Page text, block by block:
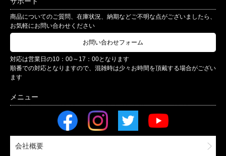
商品についてのご質問、在庫状況、納期などご不明な点がございましたら、
お気軽にお問い合わせください
お問い合わせフォーム
対応は営業日の10：00～17：00となります
順番での対応となりますので、混雑時は少々お時間を頂戴する場合がござい
ます
会社概要